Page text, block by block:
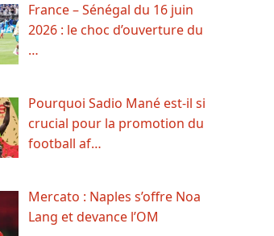
France – Sénégal du 16 juin
2026 : le choc d’ouverture du
…
Pourquoi Sadio Mané est-il si
crucial pour la promotion du
football af…
Mercato : Naples s’offre Noa
Lang et devance l’OM